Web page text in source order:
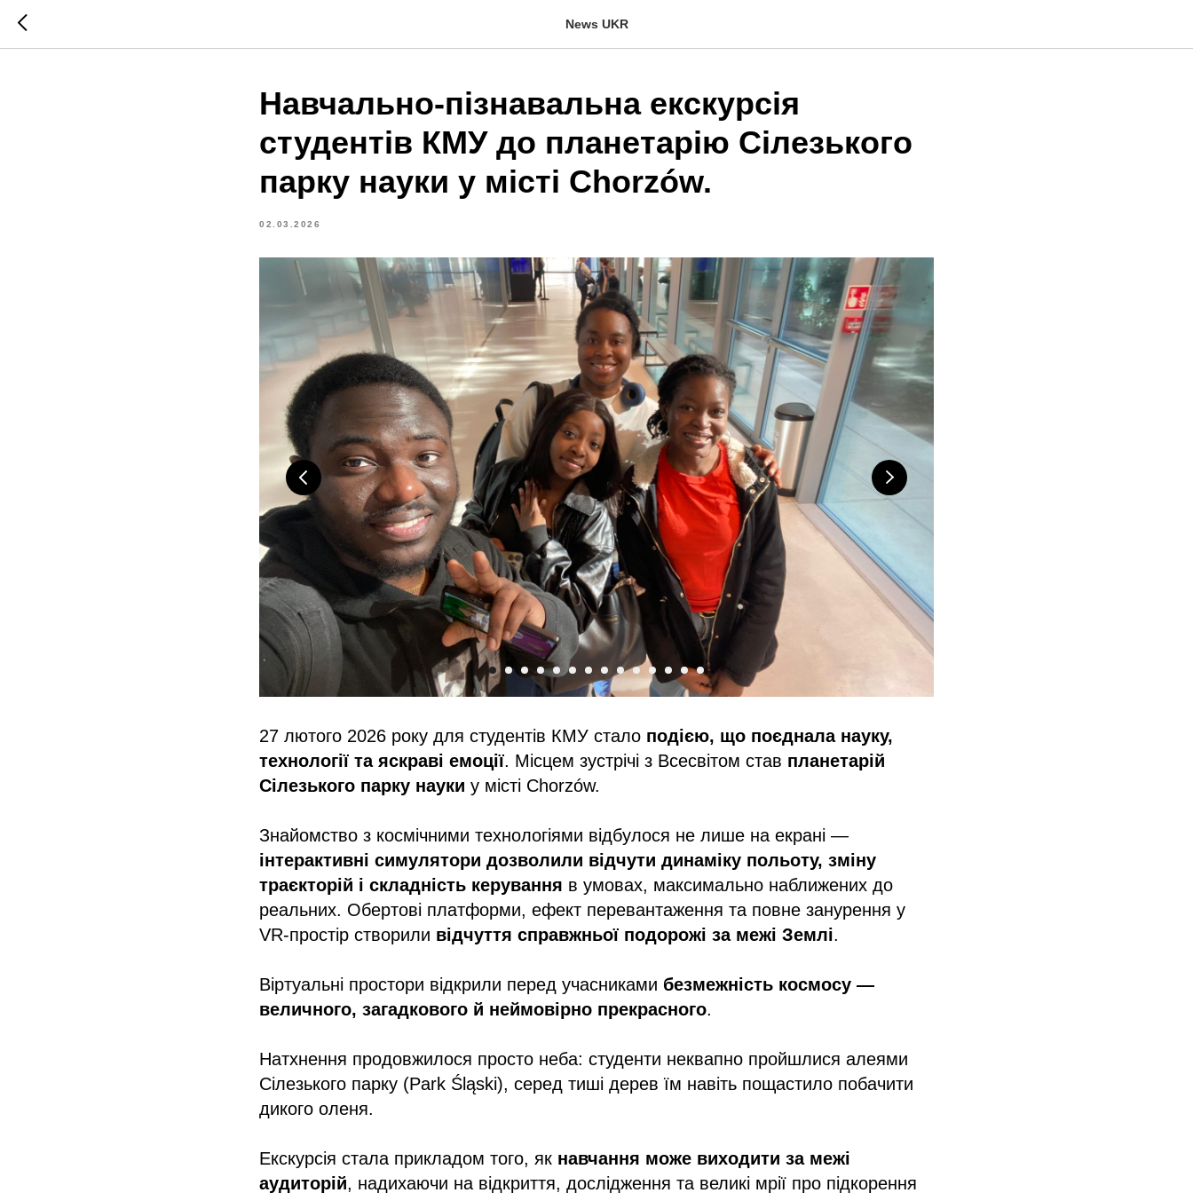
News UKR
Навчально-пізнавальна екскурсія
студентів КМУ до планетарію Сілезького
парку науки у місті Chorzów.
02.03.2026
27 лютого 2026 року для студентів КМУ стало подією, що поєднала науку,
технології та яскраві емоції. Місцем зустрічі з Всесвітом став планетарій
Сілезького парку науки у місті Chorzów.
Знайомство з космічними технологіями відбулося не лише на екрані —
інтерактивні симулятори дозволили відчути динаміку польоту, зміну
траєкторій і складність керування в умовах, максимально наближених до
реальних. Обертові платформи, ефект перевантаження та повне занурення у
VR-простір створили відчуття справжньої подорожі за межі Землі.
Віртуальні простори відкрили перед учасниками безмежність космосу —
величного, загадкового й неймовірно прекрасного.
Натхнення продовжилося просто неба: студенти неквапно пройшлися алеями
Сілезького парку (Park Śląski), серед тиші дерев їм навіть пощастило побачити
дикого оленя.
Екскурсія стала прикладом того, як навчання може виходити за межі
аудиторій, надихаючи на відкриття, дослідження та великі мрії про підкорення